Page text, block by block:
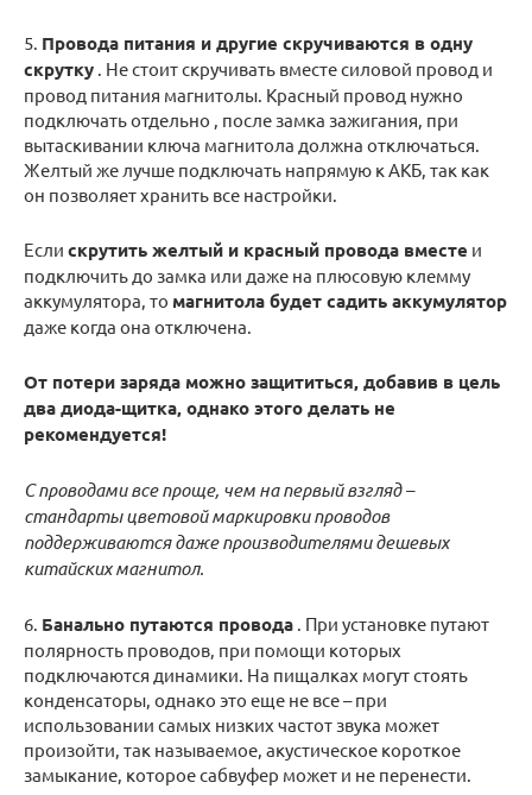
5. Провода питания и другие скручиваются в одну
скрутку . Не стоит скручивать вместе силовой провод и
провод питания магнитолы. Красный провод нужно
подключать отдельно , после замка зажигания, при
вытаскивании ключа магнитола должна отключаться.
Желтый же лучше подключать напрямую к АКБ, так как
он позволяет хранить все настройки.
Если скрутить желтый и красный провода вместе и
подключить до замка или даже на плюсовую клемму
аккумулятора, то магнитола будет садить аккумулятор
даже когда она отключена.
От потери заряда можно защититься, добавив в цель
два диода-щитка, однако этого делать не
рекомендуется!
С проводами все проще, чем на первый взгляд –
стандарты цветовой маркировки проводов
поддерживаются даже производителями дешевых
китайских магнитол.
6. Банально путаются провода . При установке путают
полярность проводов, при помощи которых
подключаются динамики. На пищалках могут стоять
конденсаторы, однако это еще не все – при
использовании самых низких частот звука может
произойти, так называемое, акустическое короткое
замыкание, которое сабвуфер может и не перенести.